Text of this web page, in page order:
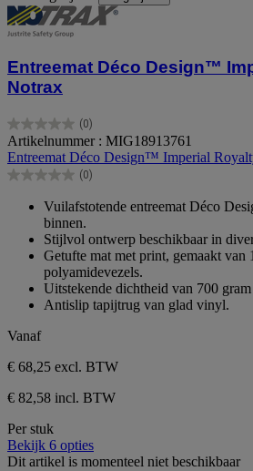
Entreemat Déco Design™
Notrax
(0)
0.0
van
de
5
Artikelnummer : MIG18913761
Entreemat Déco Design™ Imperial
(0)
0.0
sterren.
Vuilafstotende entreemat Déco
binnen.
Stijlvol ontwerp beschikbaar in
Getufte mat met print, gemaakt van
polyamidevezels.
Uitstekende dichtheid van 700 gram
Antislip tapijtrug van glad vinyl.
Vanaf
€ 68,25 excl. BTW
€ 82,58 incl. BTW
Per stuk
Bekijk 6 opties
Dit artikel is momenteel niet beschikbaar